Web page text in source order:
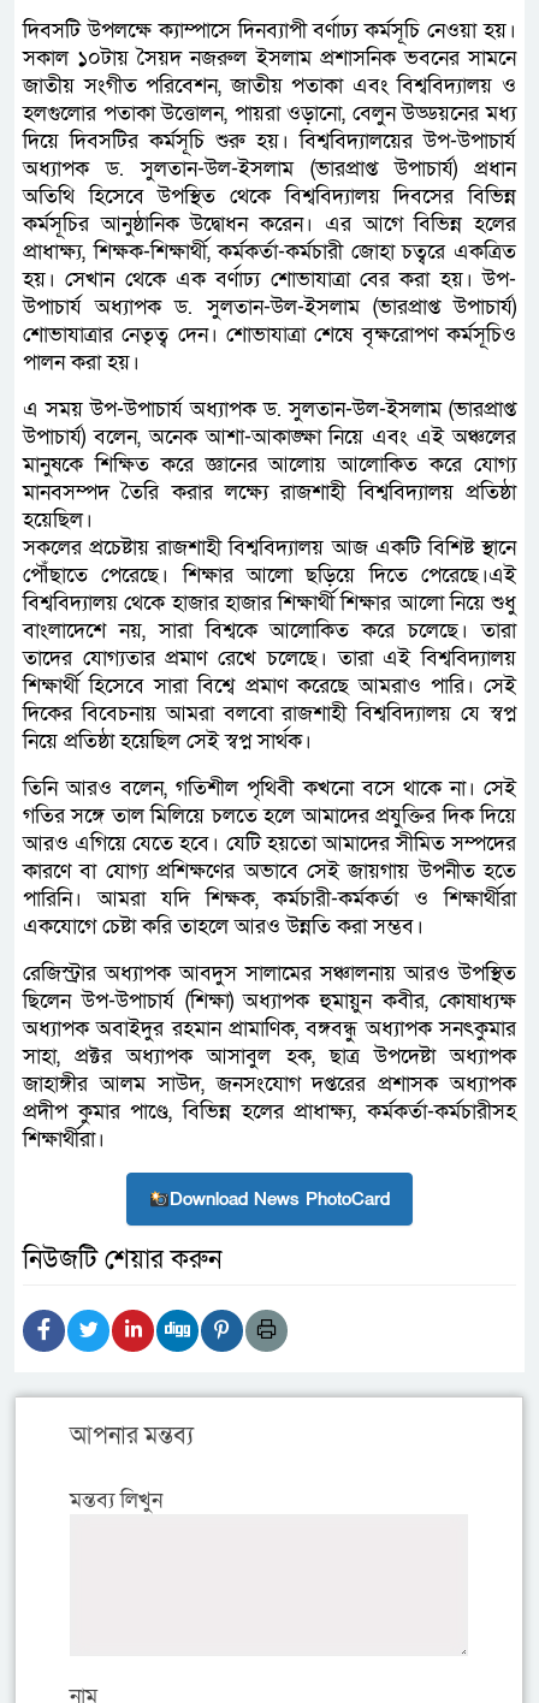
দিবসটি উপলক্ষে ক্যাম্পাসে দিনব্যাপী বর্ণাঢ্য কর্মসূচি নেওয়া হয়।
সকাল ১০টায় সৈয়দ নজরুল ইসলাম প্রশাসনিক ভবনের সামনে
জাতীয় সংগীত পরিবেশন, জাতীয় পতাকা এবং বিশ্ববিদ্যালয় ও
হলগুলোর পতাকা উত্তোলন, পায়রা ‍ওড়ানো, বেলুন উড্ডয়নের মধ্য
দিয়ে দিবসটির কর্মসূচি শুরু হয়। বিশ্ববিদ্যালয়ের উপ-উপাচার্য
অধ্যাপক ড. সুলতান-উল-ইসলাম (ভারপ্রাপ্ত উপাচার্য) প্রধান
অতিথি হিসেবে উপস্থিত থেকে বিশ্ববিদ্যালয় দিবসের বিভিন্ন
কর্মসূচির আনুষ্ঠানিক উদ্বোধন করেন। এর আগে বিভিন্ন হলের
প্রাধাক্ষ্য, শিক্ষক-শিক্ষার্থী, কর্মকর্তা-কর্মচারী জোহা চত্বরে একত্রিত
হয়। সেখান থেকে এক বর্ণাঢ্য শোভাযাত্রা বের করা হয়। উপ-
উপাচার্য অধ্যাপক ড. সুলতান-উল-ইসলাম (ভারপ্রাপ্ত উপাচার্য)
শোভাযাত্রার নেতৃত্ব দেন। শোভাযাত্রা শেষে বৃক্ষরোপণ কর্মসূচিও
পালন করা হয়।
এ সময় উপ-উপাচার্য অধ্যাপক ড. সুলতান-উল-ইসলাম (ভারপ্রাপ্ত
উপাচার্য) বলেন, অনেক আশা-আকাঙ্ক্ষা নিয়ে এবং এই অঞ্চলের
মানুষকে শিক্ষিত করে জ্ঞানের আলোয় আলোকিত করে যোগ্য
মানবসম্পদ তৈরি করার লক্ষ্যে রাজশাহী বিশ্ববিদ্যালয় প্রতিষ্ঠা
হয়েছিল।
সকলের প্রচেষ্টায় রাজশাহী বিশ্ববিদ্যালয় আজ একটি বিশিষ্ট স্থানে
পৌঁছাতে পেরেছে। শিক্ষার আলো ছড়িয়ে দিতে পেরেছে।এই
বিশ্ববিদ্যালয় থেকে হাজার হাজার শিক্ষার্থী শিক্ষার আলো নিয়ে শুধু
বাংলাদেশে নয়, সারা বিশ্বকে আলোকিত করে চলেছে। তারা
তাদের যোগ্যতার প্রমাণ রেখে চলেছে। তারা এই বিশ্ববিদ্যালয়
শিক্ষার্থী হিসেবে সারা বিশ্বে প্রমাণ করেছে আমরাও পারি। সেই
দিকের বিবেচনায় আমরা বলবো রাজশাহী বিশ্ববিদ্যালয় যে স্বপ্ন
নিয়ে প্রতিষ্ঠা হয়েছিল সেই স্বপ্ন সার্থক।
তিনি আরও বলেন, গতিশীল পৃথিবী কখনো বসে থাকে না। সেই
গতির সঙ্গে তাল মিলিয়ে চলতে হলে আমাদের প্রযুক্তির দিক দিয়ে
আরও এগিয়ে যেতে হবে। যেটি হয়তো আমাদের সীমিত সম্পদের
কারণে বা যোগ্য প্রশিক্ষণের অভাবে সেই জায়গায় উপনীত হতে
পারিনি। আমরা যদি শিক্ষক, কর্মচারী-কর্মকর্তা ও শিক্ষার্থীরা
একযোগে চেষ্টা করি তাহলে আরও উন্নতি করা সম্ভব।
রেজিস্ট্রার অধ্যাপক আবদুস সালামের সঞ্চালনায় আরও উপস্থিত
ছিলেন উপ-উপাচার্য (শিক্ষা) অধ্যাপক হুমায়ুন কবীর, কোষাধ্যক্ষ
অধ্যাপক অবাইদুর রহমান প্রামাণিক, বঙ্গবন্ধু অধ্যাপক সনৎকুমার
সাহা, প্রক্টর অধ্যাপক আসাবুল হক, ছাত্র উপদেষ্টা অধ্যাপক
জাহাঙ্গীর আলম সাউদ, জনসংযোগ দপ্তরের প্রশাসক অধ্যাপক
প্রদীপ কুমার পাণ্ডে, বিভিন্ন হলের প্রাধাক্ষ্য, কর্মকর্তা-কর্মচারীসহ
শিক্ষার্থীরা।
Download News PhotoCard
নিউজটি শেয়ার করুন
আপনার মন্তব্য
মন্তব্য লিখুন
নাম